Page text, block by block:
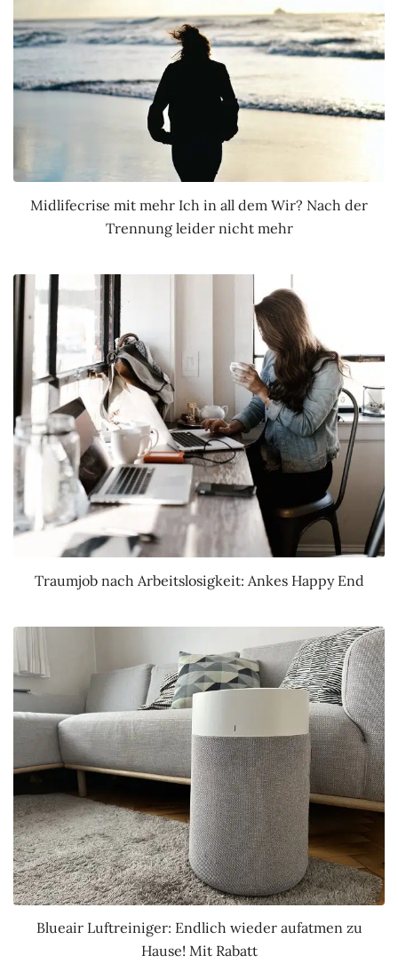
Midlifecrise mit mehr Ich in all dem Wir? Nach der
Trennung leider nicht mehr
Traumjob nach Arbeitslosigkeit: Ankes Happy End
Blueair Luftreiniger: Endlich wieder aufatmen zu
Hause! Mit Rabatt